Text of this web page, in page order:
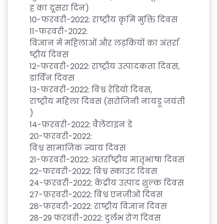
हकादूसरादिन)
10-फरवरी-2022: राष्ट्रीयकृमिमुक्तिदिवस
11-फरवरी-2022:
विज्ञानमेंमहिलाओं औरलड़कियोंकाअंतर्रा
ष्ट्रीय दिवस
12-फरवरी-2022: राष्ट्रीयउत्पादकतादिवस,
डार्विनदिवस
13-फरवरी-2022: विश्वरेडियोदिवस,
राष्ट्रीयमहिलादिवस (सरोजिनीनायडूजयंती
)
14-फ़रवरी-2022: वैलेंटाइनडे
20-फरवरी-2022:
विश्वसामाजिकन्यायदिवस
21-फरवरी-2022: अंतर्राष्ट्रीयमातृभाषादिवस
22-फरवरी-2022: विश्वस्काउटदिवस
24-फ़रवरी-2022: केंद्रीयउत्पाद शुल्कदिवस
27-फ़रवरी-2022: विश्वएनजीओदिवस
28-फरवरी-2022: राष्ट्रीयविज्ञानदिवस
28-29 फरवरी-2022: दुर्लभरोगदिवस